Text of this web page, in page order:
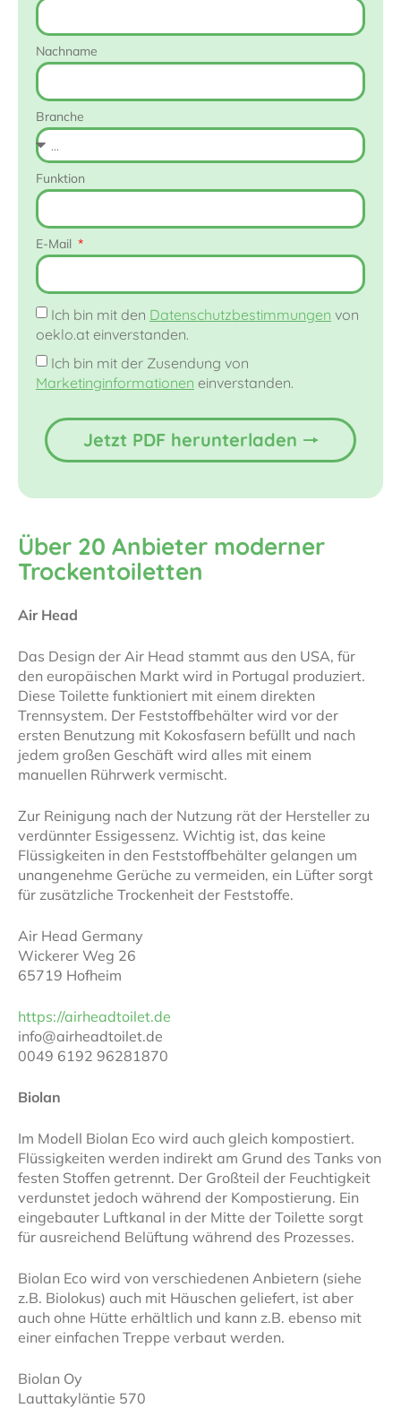
Nachname
Branche
Funktion
E-Mail
Ich bin mit den Datenschutzbestimmungen von
oeklo.at einverstanden.
Ich bin mit der Zusendung von
Marketinginformationen einverstanden.
Jetzt PDF herunterladen 🠒
Über 20 Anbieter moderner
Trockentoiletten
Air Head
Das Design der Air Head stammt aus den USA, für
den europäischen Markt wird in Portugal produziert.
Diese Toilette funktioniert mit einem direkten
Trennsystem. Der Feststoffbehälter wird vor der
ersten Benutzung mit Kokosfasern befüllt und nach
jedem großen Geschäft wird alles mit einem
manuellen Rührwerk vermischt.
Zur Reinigung nach der Nutzung rät der Hersteller zu
verdünnter Essigessenz. Wichtig ist, das keine
Flüssigkeiten in den Feststoffbehälter gelangen um
unangenehme Gerüche zu vermeiden, ein Lüfter sorgt
für zusätzliche Trockenheit der Feststoffe.
Air Head Germany
Wickerer Weg 26
65719 Hofheim
https://airheadtoilet.de
info@airheadtoilet.de
0049 6192 96281870
Biolan
Im Modell Biolan Eco wird auch gleich kompostiert.
Flüssigkeiten werden indirekt am Grund des Tanks von
festen Stoffen getrennt. Der Großteil der Feuchtigkeit
verdunstet jedoch während der Kompostierung. Ein
eingebauter Luftkanal in der Mitte der Toilette sorgt
für ausreichend Belüftung während des Prozesses.
Biolan Eco wird von verschiedenen Anbietern (siehe
z.B. Biolokus) auch mit Häuschen geliefert, ist aber
auch ohne Hütte erhältlich und kann z.B. ebenso mit
einer einfachen Treppe verbaut werden.
Biolan Oy
Lauttakyläntie 570